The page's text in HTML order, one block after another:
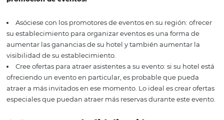
2-Paquetes promocionales
Ofrecen un conjunto de servicios dirigidos a un público
específico. Este paquete promocional puede ser una
manera de impulsar no solo sus ventas, sino también
con su cliente.Ideas de paquetes promocionales: